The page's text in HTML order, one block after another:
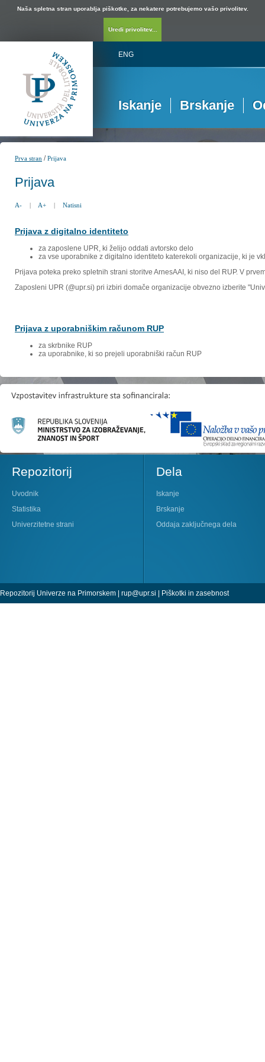
Naša spletna stran uporablja piškotke, za nekatere potrebujemo vašo privolitev.
Uredi privolitev...
ENG
Iskanje Brskanje
Prva stran /Prijava
Prijava
A- | A+ | Natisni
Prijava z digitalno identiteto
za zaposlene UPR, ki želijo oddati avtorsko delo
za vse uporabnike z digitalno identiteto katerekoli organizacije, ki je
Prijava poteka preko spletnih strani storitve ArnesAAI, ki niso del RUP. V
Zaposleni UPR (@upr.si) pri izbiri domače organizacije obvezno izberite
Prijava z uporabniškim računom RUP
za skrbnike RUP
za uporabnike, ki so prejeli uporabniški račun RUP
Repozitorij
Uvodnik
Statistika
Univerzitetne strani
Dela
Iskanje
Brskanje
Oddaja zaključnega dela
Repozitorij Univerze na Primorskem | rup@upr.si | Piškotki in zasebnost